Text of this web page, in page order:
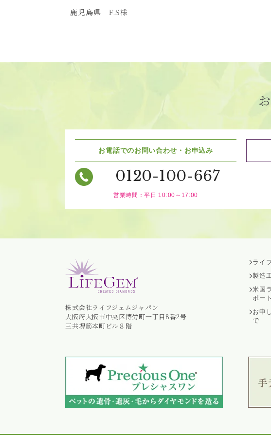
鹿児島県 F.S様
お電話でのお問い合わせ・お申込み
0120-100-667
営業時間：平日 10:00～17:00
株式会社ライフジェムジャパン
大阪府大阪市中央区博労町一丁目8番2号
三共堺筋本町ビル８階
ライ
製造
米国
ポート
お申
で